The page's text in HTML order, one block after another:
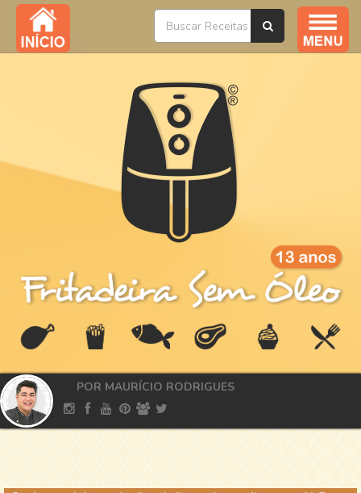
Índice / Todas as Receitas
Ofertas
POR MAURÍCIO RODRIGUES